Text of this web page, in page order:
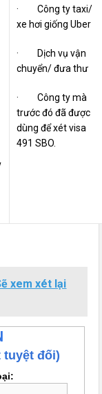
· Công ty taxi/
xe hơi giống Uber
· Dịch vụ vận
chuyển/ đưa thư
· Công ty mà
trước đó đã được
dùng để xét visa
491 SBO.
xem xét lại
tuyệt đối)